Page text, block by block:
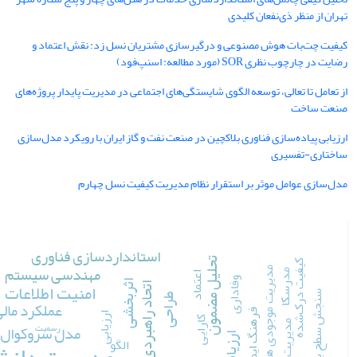
تهران از منظر ذی‌نفعان کلیدی
کیفیت چت‌بات هوش مصنوعی و درگیرسازی مشتریان نسل زد: نقش اعتماد و
رضایت در چارچوب نظری SOR (مورد مطالعه: اسنپ‌فود)
از تعامل تا تعالی، توسعه الگوی شایستگی‌های اجتماعی در مدیریت پایدار پروژه‌های
صنعت ساخت
ارزیابی پیاده‌سازی فناوری بلاکچین در صنعت نفت و گاز ایران با رویکرد مدل‌سازی
ساختاری-تفسیری
مدل‌سازی عوامل موثر بر استقرار نظام مدیریت کیفیت نسل چهارم
امنیت اطلاعات
عملکرد اثربخشیاتحاد راهبردی
مدل سروکوال
مهندسی سیستم
استانداردسازی فناوری
طراحی تحلیل مضمون
فرهنگ ایمنی ارزیابی مدیریت موجودی ها وفاداری سنجش سطح بلوغکیفیت درک‌شده کارایی
الگو
مدرسکا اعتماد
رسمیت